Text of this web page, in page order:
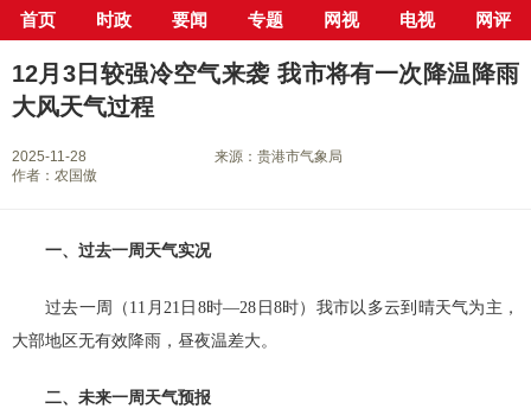
首页 时政 要闻 专题 网视 电视 网评
当前位置： 首页> 新闻中心> 贵港发布 > 正文
12月3日较强冷空气来袭 我市将有一次降温降雨
大风天气过程
2025-11-28
来源：贵港市气象局
作者：农国傲
一、过去一周天气实况
过去一周（11月21日8时—28日8时）我市以多云到晴天气为主，
大部地区无有效降雨，昼夜温差大。
二、未来一周天气预报